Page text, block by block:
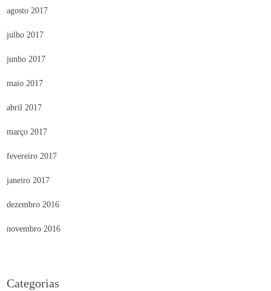
agosto 2017
julho 2017
junho 2017
maio 2017
abril 2017
março 2017
fevereiro 2017
janeiro 2017
dezembro 2016
novembro 2016
Categorias